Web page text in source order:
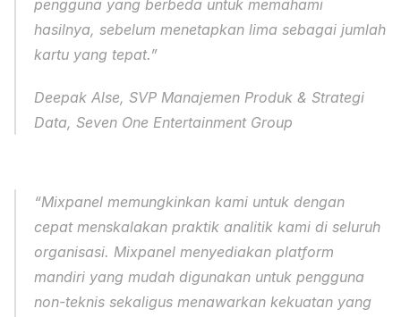
pengguna yang berbeda untuk memahami
hasilnya, sebelum menetapkan lima sebagai jumlah
kartu yang tepat.”
Deepak Alse, SVP Manajemen Produk & Strategi
Data, Seven One Entertainment Group
“Mixpanel memungkinkan kami untuk dengan
cepat menskalakan praktik analitik kami di seluruh
organisasi. Mixpanel menyediakan platform
mandiri yang mudah digunakan untuk pengguna
non-teknis sekaligus menawarkan kekuatan yang